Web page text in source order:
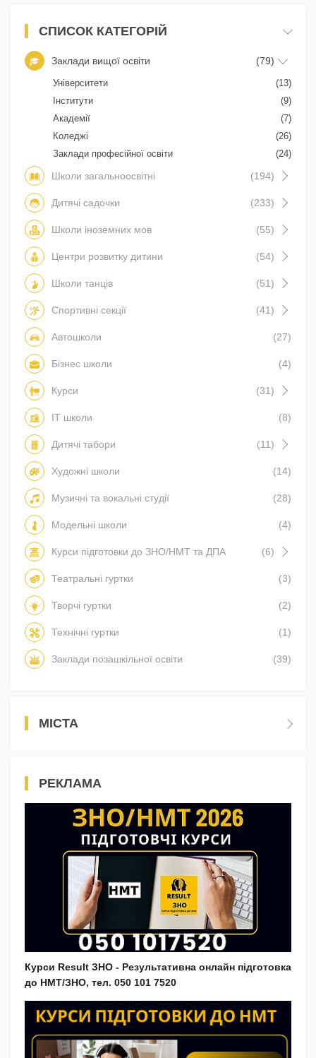
СПИСОК КАТЕГОРІЙ
Заклади вищої освіти (79)
Університети
(13)
Інститути
(9)
Академії
(7)
Коледжі
(26)
Заклади професійної освіти
(24)
Школи загальноосвітні (194)
Дитячі садочки (233)
Школи іноземних мов (55)
Центри розвитку дитини (54)
Школи танців (51)
Спортивні секції (41)
Автошколи (27)
Бізнес школи (4)
Курси (31)
IT школи (8)
Дитячі табори (11)
Художні школи (14)
Музичні та вокальні студії (28)
Модельні школи (4)
Курси підготовки до ЗНО/НМТ та ДПА (6)
Театральні гуртки (3)
Творчі гуртки (2)
Технічні гуртки (1)
Заклади позашкільної освіти (39)
МІСТА
РЕКЛАМА
Курси Result ЗНО - Результативна онлайн підготовка
до НМТ/ЗНО, тел. 050 101 7520